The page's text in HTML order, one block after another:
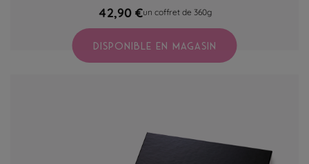
42,90 €un coffret de 360g
DISPONIBLE EN MAGASIN